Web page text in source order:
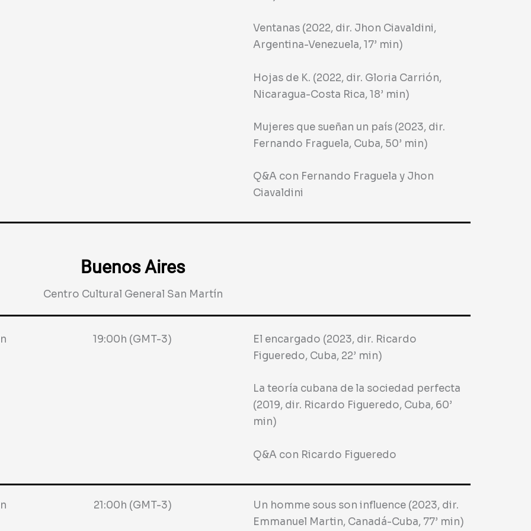
Ventanas (2022, dir. Jhon Ciavaldini,
Argentina-Venezuela, 17’ min)
Hojas de K. (2022, dir. Gloria Carrión,
Nicaragua-Costa Rica, 18’ min)
Mujeres que sueñan un país (2023, dir.
Fernando Fraguela, Cuba, 50’ min)
Q&A con Fernando Fraguela y Jhon
Ciavaldini
Buenos Aires
Centro Cultural General San Martín
19:00h (GMT-3)
El encargado (2023, dir. Ricardo
Figueredo, Cuba, 22’ min)
La teoría cubana de la sociedad perfecta
(2019, dir. Ricardo Figueredo, Cuba, 60’
min)
Q&A con Ricardo Figueredo
21:00h (GMT-3)
Un homme sous son influence (2023, dir.
Emmanuel Martin, Canadá-Cuba, 77’ min)